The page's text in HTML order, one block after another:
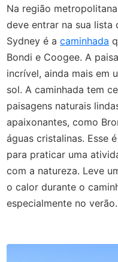
Na região
deve entrar na sua lista
Sydney é acaminhada
Bondi e Coogee. A
incrível, ainda mais em
sol. A caminhada tem
paisagens naturais
apaixonantes, como
águas cristalinas. Esse
para praticar uma
com a natureza. Leve
o calor durante o
especialmente no verão.